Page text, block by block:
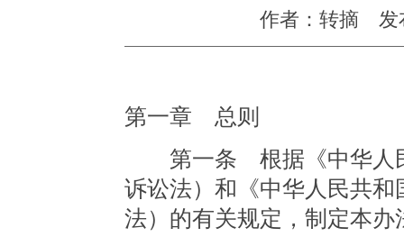
作者：转摘 发
第一章 总则
第一条 根据《中华人民
诉讼法）和《中华人民共
法）的有关规定，制定本办